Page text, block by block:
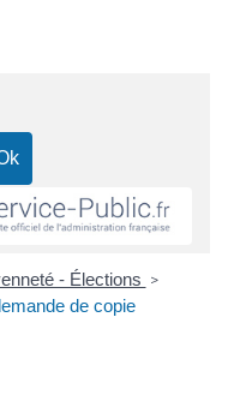
- Élections >
de copie